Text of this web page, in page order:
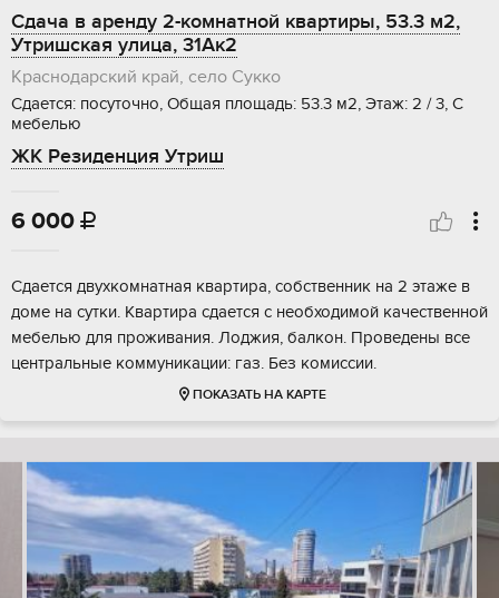
Сдача в аренду 2-комнатной квартиры, 53.3 м2,
Утришская улица, 31Ак2
Краснодарский край, село Сукко
Сдается: посуточно, Общая площадь: 53.3 м2, Этаж: 2 / 3, С
мебелью
ЖК Резиденция Утриш
6 000 
Сдается двухкомнатная квартира, собственник на 2 этаже в
доме на сутки. Квартира сдается с необходимой качественной
мебелью для проживания. Лоджия, балкон. Проведены все
центральные коммуникации: газ. Без комиссии.
ПОКАЗАТЬ НА КАРТЕ